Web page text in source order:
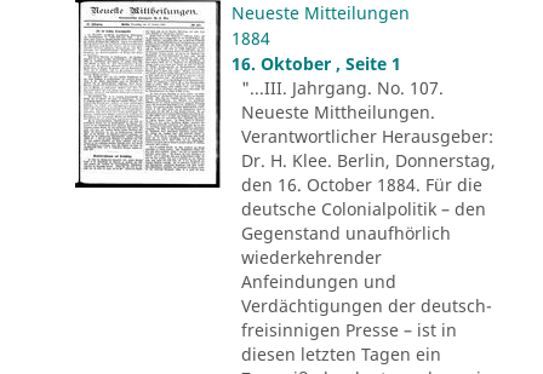
Neueste Mitteilungen
1884
16. Oktober , Seite 1
"...III. Jahrgang. No. 107.
Neueste Mittheilungen.
Verantwortlicher Herausgeber:
Dr. H. Klee. Berlin, Donnerstag,
den 16. October 1884. Für die
deutsche Colonialpolitik – den
Gegenstand unaufhörlich
wiederkehrender
Anfeindungen und
Verdächtigungen der deutsch-
freisinnigen Presse – ist in
diesen letzten Tagen ein